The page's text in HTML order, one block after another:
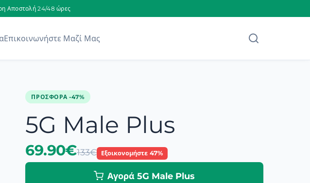
Αποστολή 24/48 ώρες
Επικοινωνήστε Μαζί Μας
ΠΡΟΣΦΟΡΆ -47%
5G Male Plus
69.90€133€ Εξοικονομήστε 47%
Αγορά 5G Male Plus